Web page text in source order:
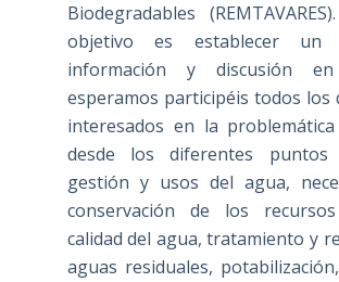
Biodegradables
objetivo es establecer
información y discusión
esperamos participéis todos los
interesados en la
desde los diferentes puntos
gestión y usos del agua,
conservación de los
calidad del agua, tratamiento y
aguas residuales,